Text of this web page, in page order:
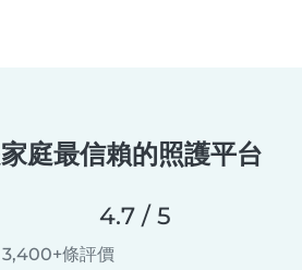
庭最信賴的照護平台
4.7 / 5
3,400+條評價